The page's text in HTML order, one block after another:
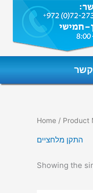
content
קשר
Home
התקן מלחציים
Showing the